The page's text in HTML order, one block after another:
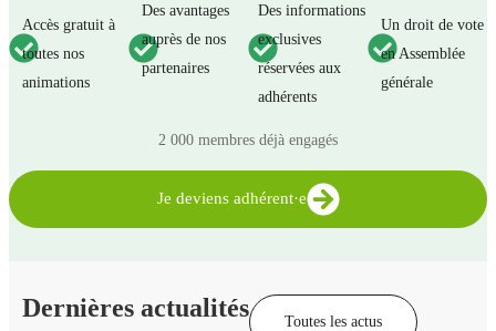
Accès gratuit à
toutes nos
animations
Des avantages
auprès de nos
partenaires
Des informations
exclusives
réservées aux
adhérents
Un droit de vote
en Assemblée
générale
2 000 membres déjà engagés
Je deviens adhérent·e
Dernières actualités Toutes les actus